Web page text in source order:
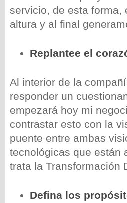
servicio, de esta forma,
altura y al final
Replantee el
Al interior de la
responder un
empezará hoy mi
contrastar esto con la
puente entre ambas
tecnológicas que están
trata la Transformación
Defina los